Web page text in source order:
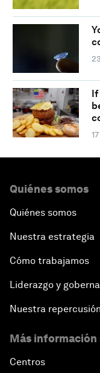
Quiénes somos
Quiénes somos
Nuestra estrategia
Cómo trabajamos
Liderazgo y
Nuestra repercusión
Más
Centros